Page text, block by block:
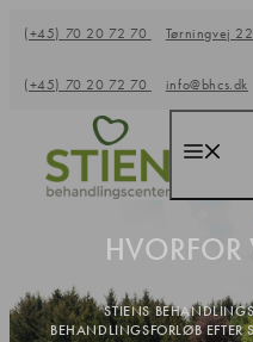
Hop
indhold
(+45) 70 20 72 70 Tørningvej
(+45) 70 20 72 70 info@bhcs.dk
STIENS
BEHANDLINGSFORLØB